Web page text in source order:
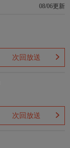
08/06更新
次回放送
次回放送